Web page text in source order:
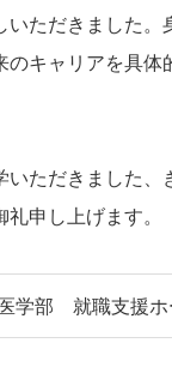
いただきました
のキャリアを具
ただきました、
申し上げます。
学部 就職支援ホ